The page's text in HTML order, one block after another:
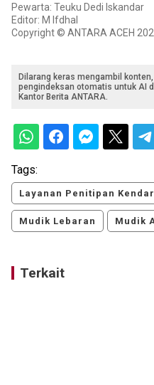
Pewarta: Teuku Dedi Iskandar
Editor: M Ifdhal
Copyright © ANTARA ACEH
Dilarang keras mengambil
pengindeksan otomatis untuk AI
Kantor Berita ANTARA.
Tags:
Layanan Penitipan
Mudik Lebaran Mudik
Terkait